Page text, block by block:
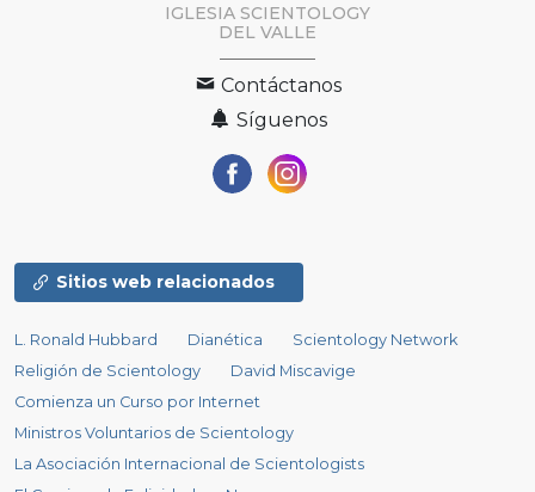
IGLESIA SCIENTOLOGY
DEL VALLE
Contáctanos
Síguenos
Sitios web relacionados
L. Ronald Hubbard Dianética
Scientology Network
Religión de Scientology
David Miscavige
Comienza un Curso por Internet
Ministros Voluntarios de Scientology
La Asociación Internacional de Scientologists